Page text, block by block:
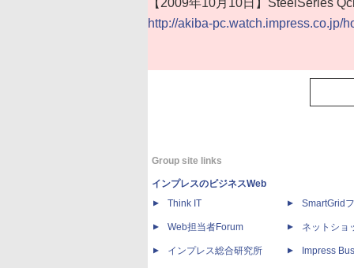
【2009年10月10日】SteelSeries
http://akiba-pc.watch.impress.co.jp/
Group site links
インプレスのビジネスWeb
Think IT
Web担当者Forum
インプレス総合研究所
SmartGrid
ネットショ
Impress